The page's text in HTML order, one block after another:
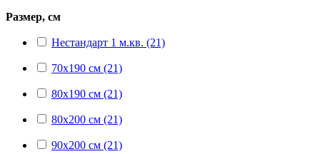
Размер, см
Нестандарт 1 м.кв. (21)
70x190 см (21)
80x190 см (21)
80x200 см (21)
90x200 см (21)